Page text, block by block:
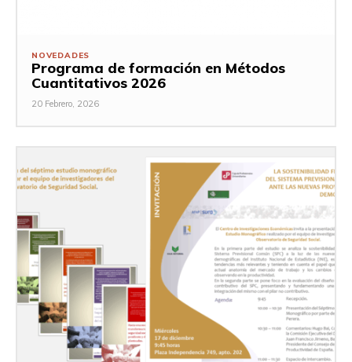
NOVEDADES
Programa de formación en Métodos
Cuantitativos 2026
20 Febrero, 2026